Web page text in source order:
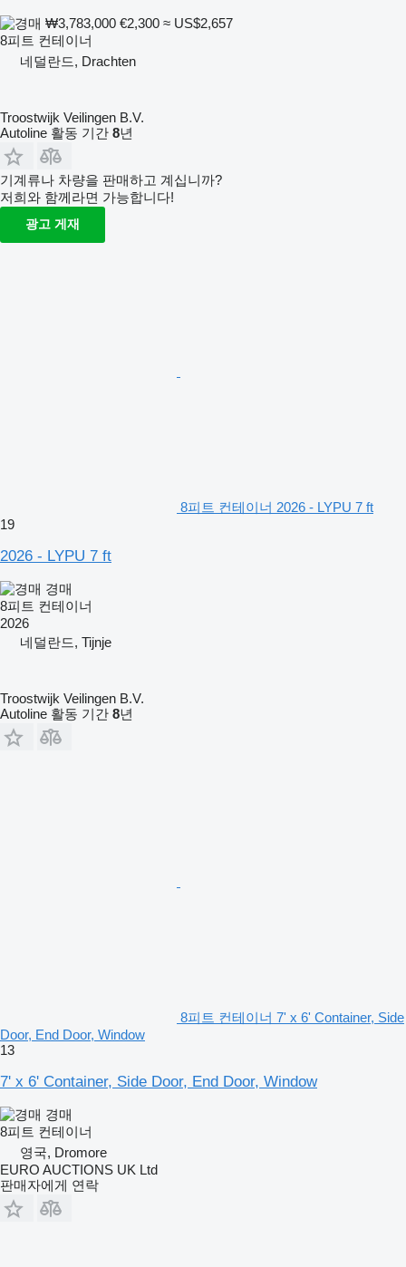
₩3,783,000 €2,300 ≈ US$2,657
8피트 컨테이너
네덜란드, Drachten
Troostwijk Veilingen B.V.
Autoline 활동 기간 8년
기계류나 차량을 판매하고 계십니까?
저희와 함께라면 가능합니다!
광고 게재
8피트 컨테이너 2026 - LYPU 7 ft
19
2026 - LYPU 7 ft
경매
8피트 컨테이너
2026
네덜란드, Tijnje
Troostwijk Veilingen B.V.
Autoline 활동 기간 8년
8피트 컨테이너 7' x 6' Container, Side
Door, End Door, Window
13
7' x 6' Container, Side Door, End Door, Window
경매
8피트 컨테이너
영국, Dromore
EURO AUCTIONS UK Ltd
판매자에게 연락